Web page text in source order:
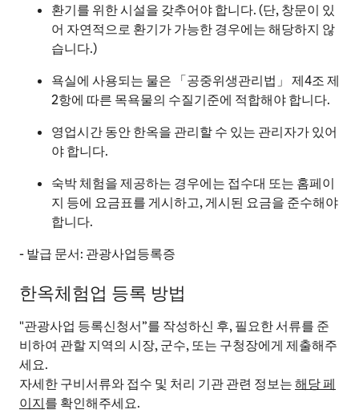
환기를 위한 시설을 갖추어야 합니다. (단, 창문이 있
어 자연적으로 환기가 가능한 경우에는 해당하지 않
습니다.)
욕실에 사용되는 물은 「공중위생관리법」 제4조 제
2항에 따른 목욕물의 수질기준에 적합해야 합니다.
영업시간 동안 한옥을 관리할 수 있는 관리자가 있어
야 합니다.
숙박 체험을 제공하는 경우에는 접수대 또는 홈페이
지 등에 요금표를 게시하고, 게시된 요금을 준수해야
합니다.
- 발급 문서: 관광사업등록증
한옥체험업 등록 방법
"관광사업 등록신청서”를 작성하신 후, 필요한 서류를 준
비하여 관할 지역의 시장, 군수, 또는 구청장에게 제출해주
세요.
자세한 구비서류와 접수 및 처리 기관 관련 정보는해당 페
이지를 확인해주세요.